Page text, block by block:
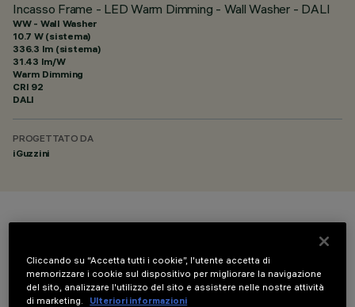
Incasso Frame - LED Warm Dimming - Wall Washer - DALI
WW - Wall Washer
10.7 W (sistema)
336.3 lm (sistema)
31.43 lm/W
Warm Dimming
CRI 92
DALI
PROGETTATO DA
iGuzzini
Cliccando su “Accetta tutti i cookie”, l'utente accetta di
memorizzare i cookie sul dispositivo per migliorare la navigazione
del sito, analizzare l'utilizzo del sito e assistere nelle nostre attività
di marketing.
Ulteriori informazioni